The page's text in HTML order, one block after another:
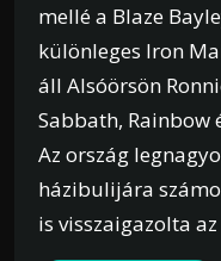
mellé a Blaze
különleges Iron
áll Alsóörsön
Sabbath, Rainbow
Az ország
házibulijára
is visszaigazolta